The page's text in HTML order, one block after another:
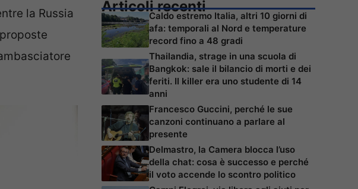
la Russia
Articoli recenti
Caldo estremo Italia, altri 10 giorni di
afa: temporali al Nord e temperature
record fino a 48 gradi
Thailandia, strage in una scuola di
Bangkok: sale il bilancio di morti e dei
feriti. Il killer era uno studente di 14
anni
Francesco Guccini, perché le sue
canzoni continuano a parlare al
presente
Delmastro, la Camera blocca l’uso
della chat: cosa è successo e perché
il voto accende lo scontro politico